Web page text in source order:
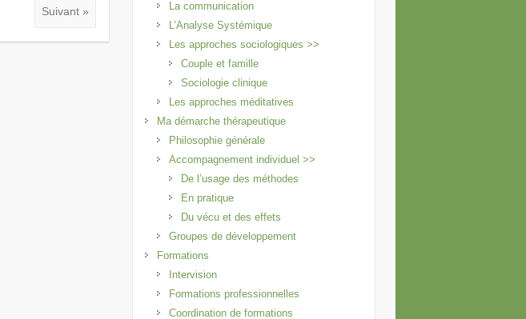
Suivant »
La communication
L’Analyse Systémique
Les approches sociologiques >>
Couple et famille
Sociologie clinique
Les approches méditatives
Ma démarche thérapeutique
Philosophie générale
Accompagnement individuel >>
De l’usage des méthodes
En pratique
Du vécu et des effets
Groupes de développement
Formations
Intervision
Formations professionnelles
Coordination de formations